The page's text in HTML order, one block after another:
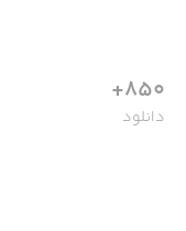
850+
دانلود